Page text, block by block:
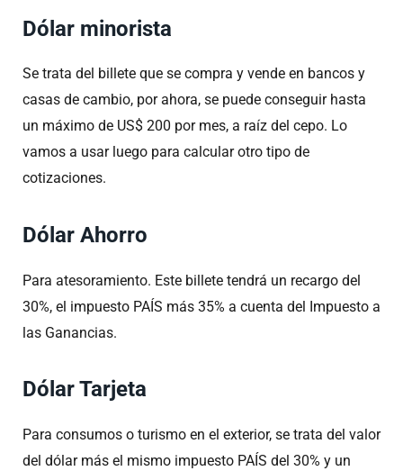
Dólar minorista
Se trata del billete que se compra y vende en bancos y
casas de cambio, por ahora, se puede conseguir hasta
un máximo de US$ 200 por mes, a raíz del cepo. Lo
vamos a usar luego para calcular otro tipo de
cotizaciones.
Dólar Ahorro
Para atesoramiento. Este billete tendrá un recargo del
30%, el impuesto PAÍS más 35% a cuenta del Impuesto a
las Ganancias.
Dólar Tarjeta
Para consumos o turismo en el exterior, se trata del valor
del dólar más el mismo impuesto PAÍS del 30% y un